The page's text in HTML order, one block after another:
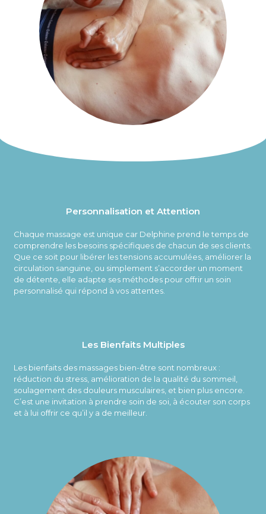
Personnalisation et Attention
Chaque massage est unique car Delphine prend le temps de
comprendre les besoins spécifiques de chacun de ses clients.
Que ce soit pour libérer les tensions accumulées, améliorer la
circulation sanguine, ou simplement s’accorder un moment
de détente, elle adapte ses méthodes pour offrir un soin
personnalisé qui répond à vos attentes.
Les Bienfaits Multiples
Les bienfaits des massages bien-être sont nombreux :
réduction du stress, amélioration de la qualité du sommeil,
soulagement des douleurs musculaires, et bien plus encore.
C’est une invitation à prendre soin de soi, à écouter son corps
et à lui offrir ce qu’il y a de meilleur.